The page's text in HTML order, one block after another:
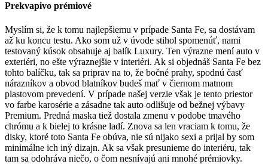
Prekvapivo prémiové
Myslím si, že k tomu najlepšiemu v prípade Santa Fe, sa dostávam
až ku koncu testu. Ako som už v úvode stihol spomenúť, nami
testovaný kúsok obsahuje aj balík Luxury. Ten výrazne mení auto v
exteriéri, no ešte výraznejšie v interiéri. Ak si objednáš Santa Fe bez
tohto balíčku, tak sa priprav na to, že bočné prahy, spodnú časť
nárazníkov a obvod blatníkov budeš mať v čiernom matnom
plastovom prevedení. V prípade našej verzie však je tento priestor
vo farbe karosérie a zásadne tak auto odlišuje od bežnej výbavy
Premium. Predná maska tiež dostala zmenu v podobe tmavého
chrómu a k bielej to krásne ladí. Znova sa len vraciam k tomu, že
disky, ktoré toto Santa Fe obúva, nie sú nijako sexi a prijal by som
minimálne ich iný dizajn. Ak sa však presunieme do interiéru, tak
tam sa odohráva niečo, o čom nesnívajú ani mnohé prémiovky.